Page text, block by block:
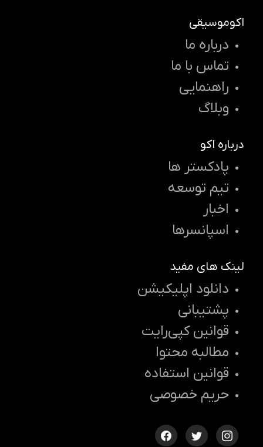
اکوموسیقی
درباره ما
تماس با ما
راهنمایی
وبلاگ
درباره اکو
پادکستر ها
تیم توسعه
اخبار
اسپانسرها
لینک های مفید
دانلود اپلیکیشن
پشتیبانی
قوانین کپی‌رایت
مطالبه محتوا
قوانین استفاده
حریم خصوصی